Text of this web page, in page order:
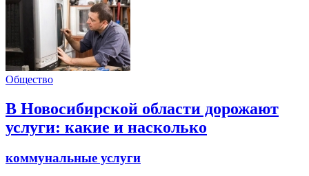
Общество
В Новосибирской области дорожают
услуги: какие и насколько
коммунальные услуги